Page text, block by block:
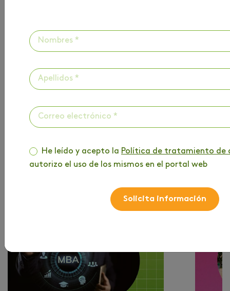
MÁS DE TU INTERÉS
He leído y acepto la Política de tratamiento de
autorizo el uso de los mismos en el portal web
Solicita información